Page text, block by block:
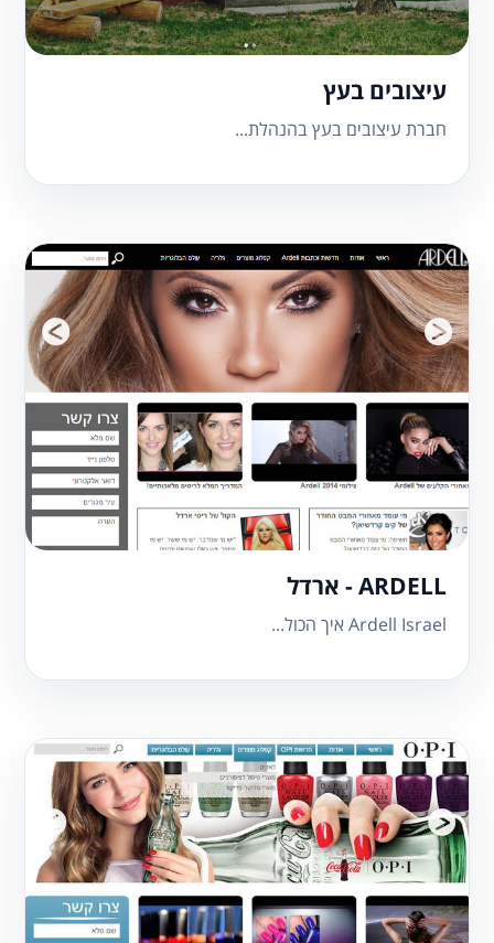
עיצובים בעץ
חברת עיצובים בעץ בהנהלת...
ARDELL - ארדל
Ardell Israel ​איך הכול...